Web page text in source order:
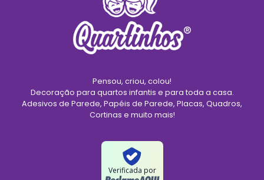
Pensou, criou, colou!
Decoração para quartos infantis e para toda a casa.
Adesivos de Parede, Papéis de Parede, Placas, Quadros,
Cortinas e muito mais!
Verificada por